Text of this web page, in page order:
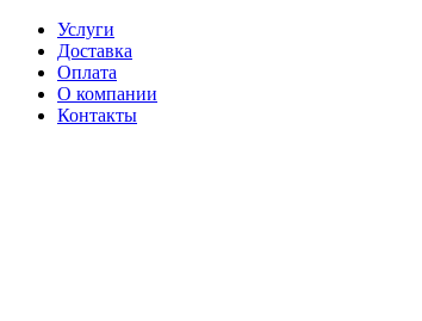
Перейти
содержимому
Услуги
Доставка
Оплата
О компании
Контакты